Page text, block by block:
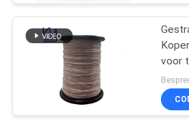
voor